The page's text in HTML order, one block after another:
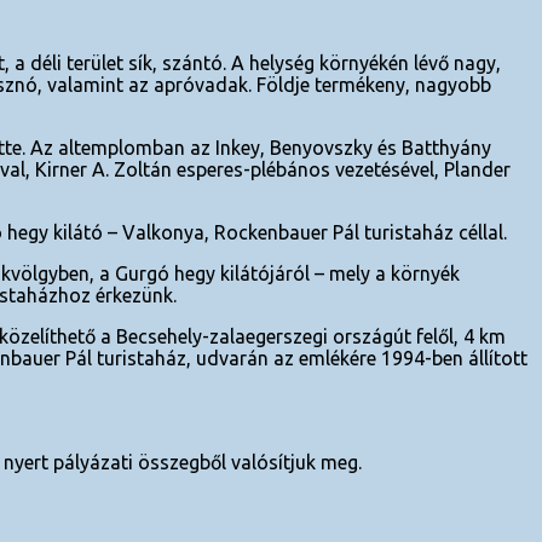
déli terület sík, szántó. A helység környékén lévő nagy,
valamint az apróvadak. Földje termékeny, nagyobb
Az altemplomban az Inkey, Benyovszky és Batthyány
Kirner A. Zoltán esperes-plébános vezetésével, Plander
kilátó – Valkonya, Rockenbauer Pál turistaház céllal.
a Gurgó hegy kilátójáról – mely a környék
érkezünk.
a Becsehely-zalaegerszegi országút felől, 4 km
Pál turistaház, udvarán az emlékére 1994-ben állított
pályázati összegből valósítjuk meg.